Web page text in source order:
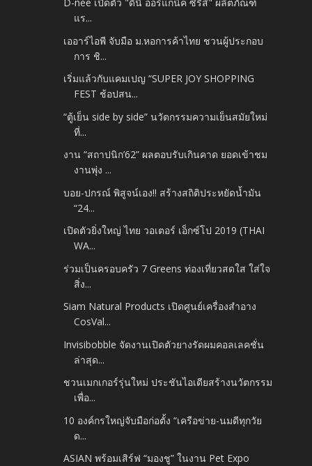
แร...
เออาร์ไอพี จับมือ ม.หอการค้าไทย ชวนผู้ประกอบ
การ ชิ...
เริ่มแล้วกับแคมเปญ “SUPER JOY SHOPPING
FEST ช้อปสน...
“ตู้เย็น side by side” นวัตกรรมความเย็นสมัยใหม่
ที่...
งาน “สถาปนิก’62” ผลตอบรับเกินคาด ยอดเข้าชม
งานพุ่ง ...
บอย-ปกรณ์ พิสูจน์เอง!! สร้างสถิติประหยัดน้ำมัน
“24...
เปิดตัวยิ่งใหญ่ ไทย วอเตอร์ เอ็กซ์โป 2019 (THAI
WA...
ร่วมเป็นครอบครัว 7 Greens ท่องเที่ยวสดใส ใส่ใจ
สิ่ง...
Siam Natural Products เปิดศูนย์เครื่องสำอาง
CosVal...
Invisibobble จัดงานเปิดตัวยางรัดผมคอลเลคชั่น
ล่าสุด...
ชวนเมกเกอร์รุ่นใหม่ ประชันไอเดียสร้างนวัตกรรม
เพื่อ...
10 องค์กรใหญ่จับมือก่อตั้ง “เครือข่าย-นมดีทุกวัย
ด...
ASIAN พร้อมเสิร์ฟ “มองชู” ในงาน Pet Expo